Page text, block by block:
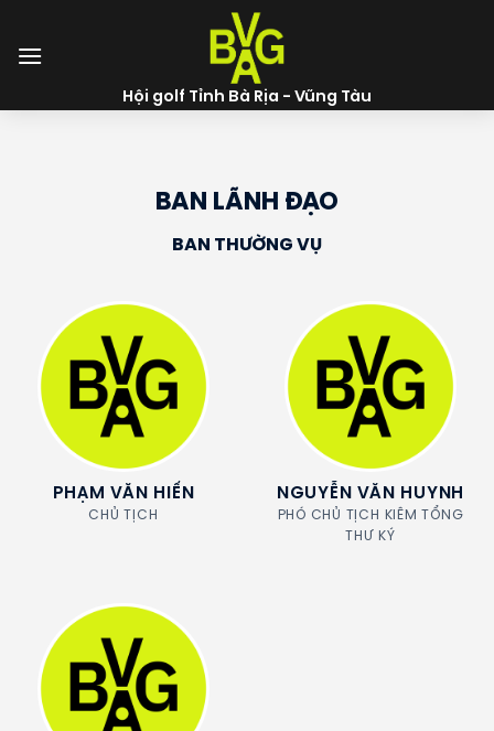
content
Hội golf Tỉnh Bà Rịa - Vũng Tàu
BAN LÃNH ĐẠO
BAN THƯỜNG VỤ
PHẠM VĂN HIẾN
CHỦ TỊCH
NGUYỄN VĂN HUYNH
PHÓ CHỦ TỊCH KIÊM TỔNG
THƯ KÝ